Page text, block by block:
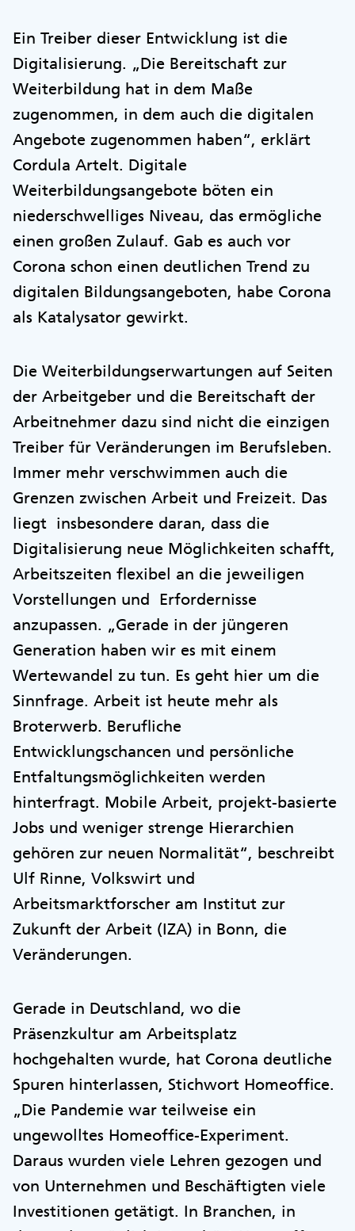
Ein Treiber dieser Entwicklung ist die
Digitalisierung. „Die Bereitschaft zur
Weiterbildung hat in dem Maße
zugenommen, in dem auch die digitalen
Angebote zugenommen haben“, erklärt
Cordula Artelt. Digitale
Weiterbildungsangebote böten ein
niederschwelliges Niveau, das ermögliche
einen großen Zulauf. Gab es auch vor
Corona schon einen deutlichen Trend zu
digitalen Bildungsangeboten, habe Corona
als Katalysator gewirkt.
Die Weiterbildungserwartungen auf Seiten
der Arbeitgeber und die Bereitschaft der
Arbeitnehmer dazu sind nicht die einzigen
Treiber für Veränderungen im Berufsleben.
Immer mehr verschwimmen auch die
Grenzen zwischen Arbeit und Freizeit. Das
liegt insbesondere daran, dass die
Digitalisierung neue Möglichkeiten schafft,
Arbeitszeiten flexibel an die jeweiligen
Vorstellungen und Erfordernisse
anzupassen. „Gerade in der jüngeren
Generation haben wir es mit einem
Wertewandel zu tun. Es geht hier um die
Sinnfrage. Arbeit ist heute mehr als
Broterwerb. Berufliche
Entwicklungschancen und persönliche
Entfaltungsmöglichkeiten werden
hinterfragt. Mobile Arbeit, projekt-basierte
Jobs und weniger strenge Hierarchien
gehören zur neuen Normalität“, beschreibt
Ulf Rinne, Volkswirt und
Arbeitsmarktforscher am Institut zur
Zukunft der Arbeit (IZA) in Bonn, die
Veränderungen.
Gerade in Deutschland, wo die
Präsenzkultur am Arbeitsplatz
hochgehalten wurde, hat Corona deutliche
Spuren hinterlassen, Stichwort Homeoffice.
„Die Pandemie war teilweise ein
ungewolltes Homeoffice-Experiment.
Daraus wurden viele Lehren gezogen und
von Unternehmen und Beschäftigten viele
Investitionen getätigt. In Branchen, in